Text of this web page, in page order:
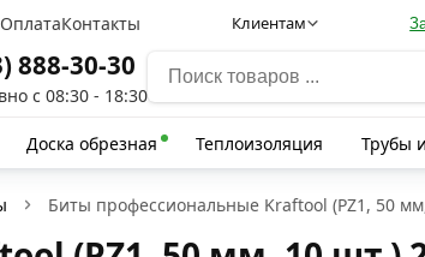
ОплатаКонтакты Клиентам
888-30-30
с 08:30 - 18:30
Доска обрезная Теплоизоляция Трубы
Биты профессиональные Kraftool (PZ1, 50